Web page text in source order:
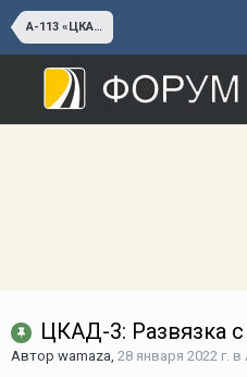
А-113 «ЦКАД»
ЦКАД-3: Развязка
Автор wamaza, 28 января 2022 г. в